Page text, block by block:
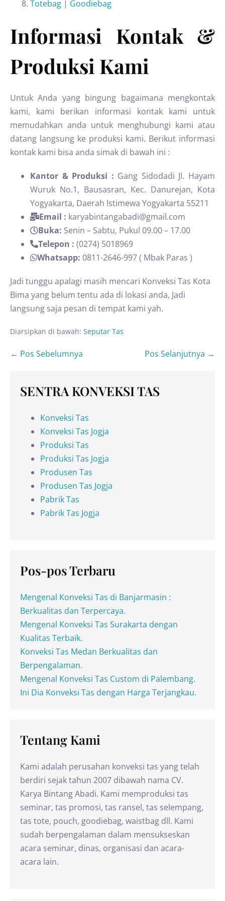
Totebag | Goodiebag
Informasi Kontak &
Produksi Kami
Untuk Anda yang bingung bagaimana mengkontak
kami, kami berikan informasi kontak kami untuk
memudahkan anda untuk menghubungi kami atau
datang langsung ke produksi kami. Berikut informasi
kontak kami bisa anda simak di bawah ini :
Kantor & Produksi : Gang Sidodadi Jl. Hayam
Wuruk No.1, Bausasran, Kec. Danurejan, Kota
Yogyakarta, Daerah Istimewa Yogyakarta 55211
Email : karyabintangabadi@gmail.com
Buka: Senin – Sabtu, Pukul 09.00 – 17.00
Telepon : (0274) 5018969
Whatsapp: 0811-2646-997 ( Mbak Paras )
Jadi tunggu apalagi masih mencari Konveksi Tas Kota
Bima yang belum tentu ada di lokasi anda, Jadi
langsung saja pesan di tempat kami yah.
Diarsipkan di bawah: Seputar Tas
← Pos Sebelumnya Pos Selanjutnya →
SENTRA KONVEKSI TAS
Konveksi Tas
Konveksi Tas Jogja
Produksi Tas
Produksi Tas Jogja
Produsen Tas
Produsen Tas Jogja
Pabrik Tas
Pabrik Tas Jogja
Pos-pos Terbaru
Mengenal Konveksi Tas di Banjarmasin :
Berkualitas dan Terpercaya.
Mengenal Konveksi Tas Surakarta dengan
Kualitas Terbaik.
Konveksi Tas Medan Berkualitas dan
Berpengalaman.
Mengenal Konveksi Tas Custom di Palembang.
Ini Dia Konveksi Tas dengan Harga Terjangkau.
Tentang Kami
Kami adalah perusahan konveksi tas yang telah
berdiri sejak tahun 2007 dibawah nama CV.
Karya Bintang Abadi. Kami memproduksi tas
seminar, tas promosi, tas ransel, tas selempang,
tas tote, pouch, goodiebag, waistbag dll. Kami
sudah berpengalaman dalam mensukseskan
acara seminar, dinas, organisasi dan acara-
acara lain.